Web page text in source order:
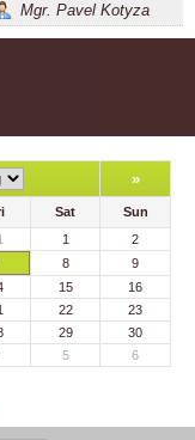
Mgr. Pavel Kotyza
»
Sat
Sun
1
2
8
9
15
16
22
23
29
30
5 6